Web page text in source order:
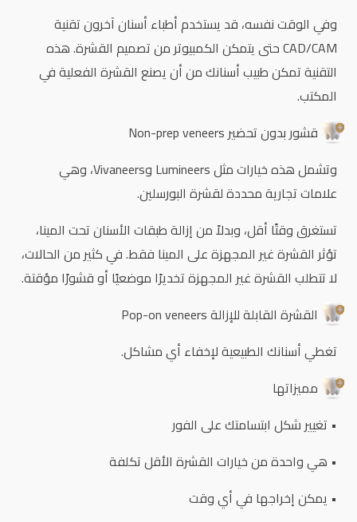
وفي الوقت نفسه، قد يستخدم أطباء أسنان آخرون تقنية
CAD/CAM حتى يتمكن الكمبيوتر من تصميم القشرة. هذه
التقنية تمكن طبيب أسنانك من أن يصنع القشرة الفعلية في
المكتب.
قشور بدون تحضير Non-prep veneers
وتشمل هذه خيارات مثل Lumineers وVivaneers، وهي
علامات تجارية محددة لقشرة البورسلين.
تستغرق وقتًا أقل، وبدلاً من إزالة طبقات الأسنان تحت المينا،
تؤثر القشرة غير المجهزة على المينا فقط. في كثير من الحالات،
لا تتطلب القشرة غير المجهزة تخديرًا موضعيًا أو قشورًا مؤقتة.
القشرة القابلة للإزالة Pop-on veneers
تغطي أسنانك الطبيعية لإخفاء أي مشاكل.
مميزاتها
• تغيير شكل ابتسامتك على الفور
• هي واحدة من خيارات القشرة الأقل تكلفة
• يمكن إخراجها في أي وقت